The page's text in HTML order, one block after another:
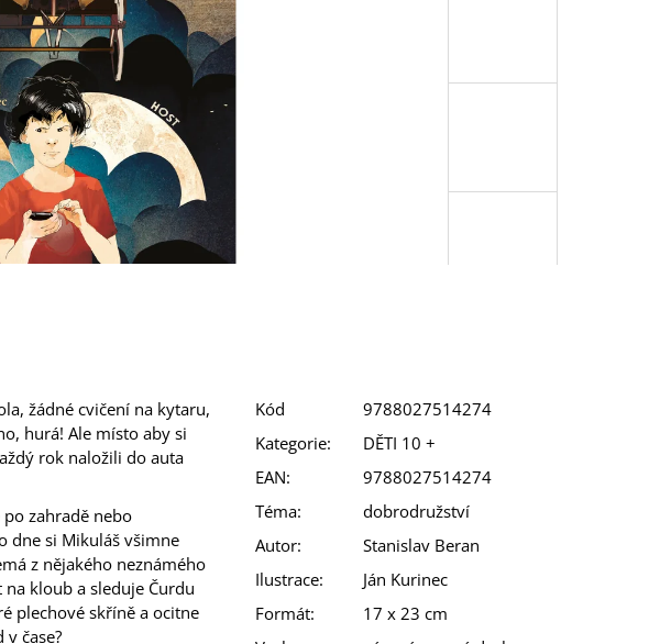
žádné cvičení na kytaru,
hurá! Ale místo aby si
rok naložili do auta
zahradě nebo
dne si Mikuláš všimne
z nějakého neznámého
kloub a sleduje Čurdu
plechové skříně a ocitne
v čase?
Kód
9788027514274
Kategorie:
DĚTI 10 +
EAN:
9788027514274
Téma:
dobrodružství
Autor:
Stanislav Beran
Ilustrace:
Ján Kurinec
Formát:
17 x 23 cm